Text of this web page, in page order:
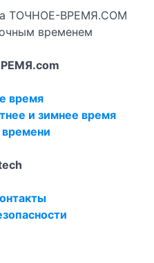
ТОЧНОЕ-ВРЕМЯ.COM
временем
время
и зимнее время
времени